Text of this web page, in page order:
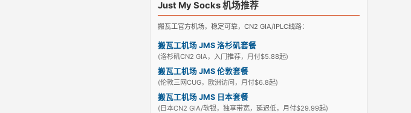
Just My Socks 机场推荐
搬瓦工官方机场，稳定可靠，CN2 GIA/IPLC线路：
搬瓦工机场 JMS 洛杉矶套餐
(洛杉矶CN2 GIA，入门推荐，月付$5.88起)
搬瓦工机场 JMS 伦敦套餐
(伦敦三网CUG，欧洲访问，月付$6.8起)
搬瓦工机场 JMS 日本套餐
(日本CN2 GIA/软银，独享带宽，延迟低，月付$29.99起)